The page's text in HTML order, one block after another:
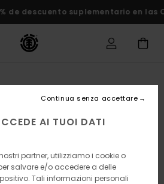
descuento suplementario en las
AI TUOI DATI
partner, utilizziamo i cookie o
salvare e/o accedere a delle
Tali informazioni personali
Continua senza accettare